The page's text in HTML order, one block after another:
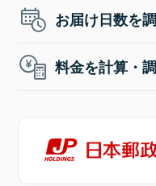
お届け日数を
料金を計算・